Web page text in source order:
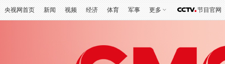
央视网首页 新闻 视频 经济 体育 军事 更多 节目官网